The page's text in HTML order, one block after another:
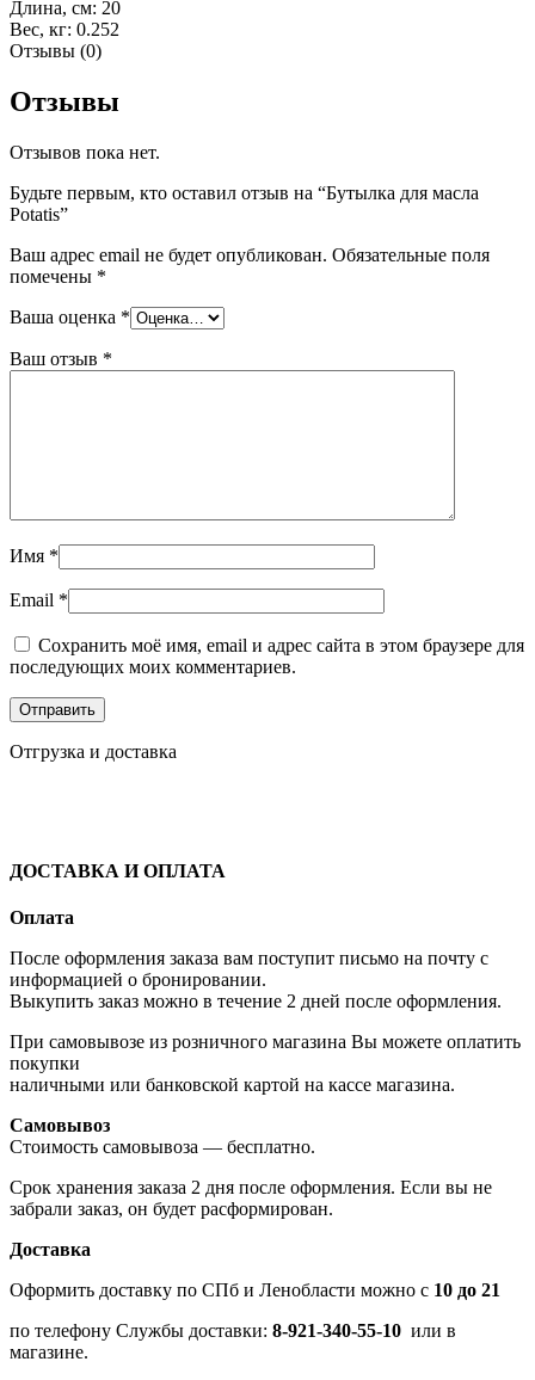
Длина, см: 20
Вес, кг: 0.252
Отзывы (0)
Отзывы
Отзывов пока нет.
Будьте первым, кто оставил отзыв на “Бутылка для масла
Potatis”
Ваш адрес email не будет опубликован. Обязательные поля
помечены *
Ваша оценка *
Ваш отзыв *
Имя *
Email *
Сохранить моё имя, email и адрес сайта в этом браузере для
последующих моих комментариев.
Отгрузка и доставка
ДОСТАВКА И ОПЛАТА
Оплата
После оформления заказа вам поступит письмо на почту с
информацией о бронировании.
Выкупить заказ можно в течение 2 дней после оформления.
При самовывозе из розничного магазина Вы можете оплатить
покупки
наличными или банковской картой на кассе магазина.
Самовывоз
Стоимость самовывоза — бесплатно.
Срок хранения заказа 2 дня после оформления. Если вы не
забрали заказ, он будет расформирован.
Доставка
Оформить доставку по СПб и Ленобласти можно с 10 до 21
по телефону Службы доставки: 8-921-340-55-10 или в
магазине.